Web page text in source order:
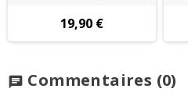
19,90 €
chat Commentaires (0)